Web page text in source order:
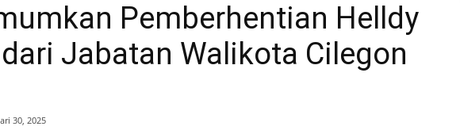
Pemberhentian Helldy
Jabatan Walikota Cilegon
30, 2025